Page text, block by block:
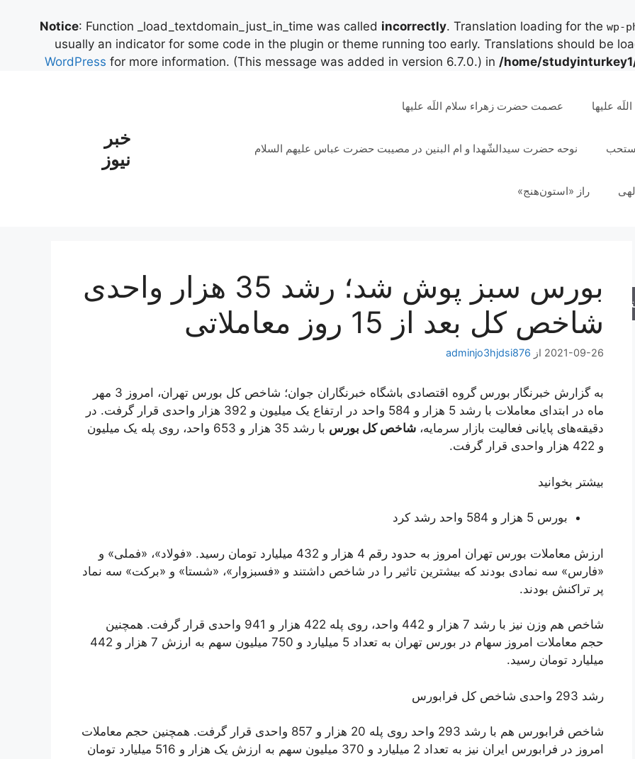
Notice: Function _load_textdomain_just_in_time was called incorrectly. Translation loading for the wp-
usually an indicator for some code in the plugin or theme running too early. Translations should be
WordPress for more information. (This message was added in version 6.7.0.) in /home/
خبر
نیوز
علیها عصمت حضرت زهراء سلام اللَه علیها
نوحه حضرت سیدالشّهدا و ام البنین در مصیبت حضرت عباس علیهم السلام
راز «استون‌هنج»
بورس سبز پوش شد؛ رشد 35 هزار واحدی
شاخص کل بعد از 15 روز معاملاتی
2021-09-26 از adminjo3hjdsi876
به گزارش خبرنگار بورس گروه اقتصادی باشگاه خبرنگاران جوان؛ شاخص کل بورس تهران، امروز 3 مهر
ماه در ابتدای معاملات با رشد 5 هزار و 584 واحد در ارتفاع یک میلیون و 392 هزار واحدی قرار گرفت. در
دقیقه‌های پایانی فعالیت بازار سرمایه، شاخص کل بورس
با رشد 35 هزار و 653 واحد، روی پله یک میلیون
و 422 هزار واحدی قرار گرفت.
بیشتر بخوانید
بورس 5 هزار و 584 واحد رشد کرد
ارزش معاملات بورس تهران امروز به حدود رقم 4 هزار و 432 میلیارد تومان رسید. «فولاد»، «فملی» و
«فارس» سه نمادی بودند که بیشترین تاثیر را در شاخص داشتند و «فسبزوار»، «شستا» و «برکت» سه نماد
پر تراکنش بودند.
شاخص هم وزن نیز با رشد 7 هزار و 442 واحد، روی پله 422 هزار و 941 واحدی قرار گرفت. همچنین
حجم معاملات امروز سهام در بورس تهران به تعداد 5 میلیارد و 750 میلیون سهم به ارزش 7 هزار و 442
میلیارد تومان رسید.
رشد 293 واحدی شاخص کل فرابورس
شاخص فرابورس هم با رشد 293 واحد روی پله 20 هزار و 857 واحدی قرار گرفت. همچنین حجم معاملات
امروز در فرابورس ایران نیز به تعداد 2 میلیارد و 370 میلیون سهم به ارزش یک هزار و 516 میلیارد تومان